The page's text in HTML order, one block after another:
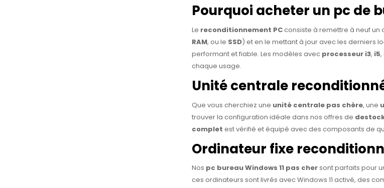
Pourquoi acheter un pc de
Le reconditionnement PCconsiste à remettre à neuf
RAM, ou le SSD) et en le mettant à jour avec les derniers
performant et fiable. Les modèles avec processeur i3, i5,
chaque usage.
Unité centrale
Que vous cherchiez une unité centrale pas chère, une
trouver la configuration idéale dans nos offres de
complet est vérifié et équipé avec des composants de
Ordinateur fixe
Nos pc bureau Windows 11 pas chersont parfaits pour
ces ordinateurs sont livrés avec Windows 11 activé, des